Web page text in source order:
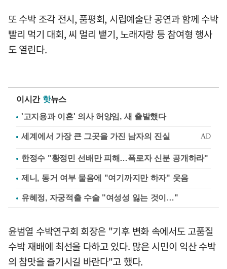
또 수박 조각 전시, 품평회, 시립예술단 공연과 함께 수박
빨리 먹기 대회, 씨 멀리 뱉기, 노래자랑 등 참여형 행사
도 열린다.
이시간 핫뉴스
'고지용과 이혼' 의사 허양임, 새 출발했다
한정수 "황정민 선배만 피해…폭로자 신분 공개하라"
제니, 동거 여부 물음에 "여기까지만 하자" 웃음
유혜정, 자궁적출 수술 "여성성 잃는 것이…"
윤범열 수박연구회 회장은 "기후 변화 속에서도 고품질
수박 재배에 최선을 다하고 있다. 많은 시민이 익산 수박
의 참맛을 즐기시길 바란다"고 했다.